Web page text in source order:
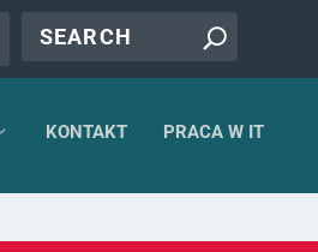
KONTAKT PRACA W IT